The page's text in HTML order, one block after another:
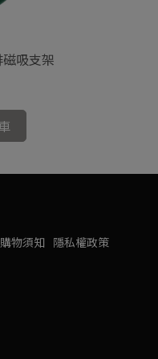
吸支架
購物須知 隱私權政策